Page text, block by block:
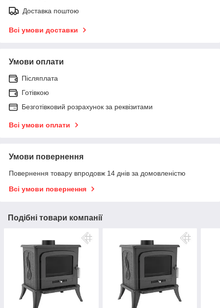
Доставка поштою
Всі умови доставки
Умови оплати
Післяплата
Готівкою
Безготівковий розрахунок за реквізитами
Всі умови оплати
Умови повернення
Повернення товару впродовж 14 днів за домовленістю
Всі умови повернення
Подібні товари компанії